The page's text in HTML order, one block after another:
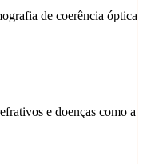
de coerência óptica
e doenças como a